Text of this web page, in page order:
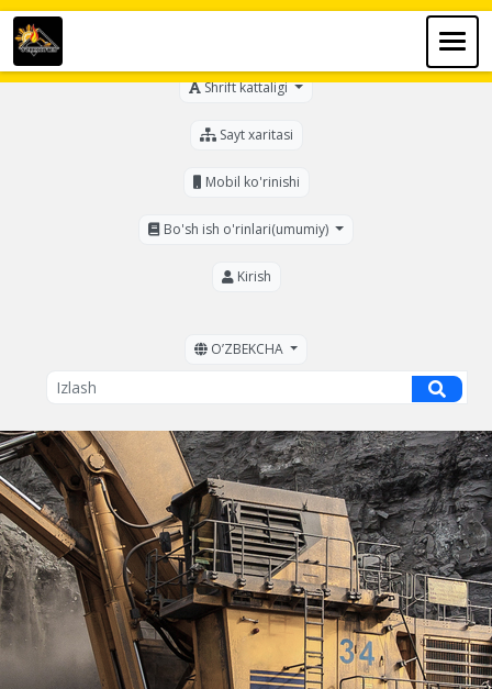
Shrift kattaligi
Sayt xaritasi
Mobil ko'rinishi
Bo'sh ish o'rinlari(umumiy)
Kirish
OʼZBEKCHA